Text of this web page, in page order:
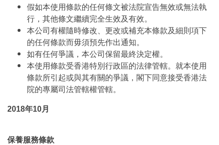
假如本使用條款的任何條文被法院宣告無效或無法執
行，其他條文繼續完全生效及有效。
本公司有權隨時修改、更改或補充本條款及細則項下
的任何條款而毋須預先作出通知。
如有任何爭議，本公司保留最終決定權。
本使用條款受香港特別行政區的法律管轄。就本使用
條款所引起或與其有關的爭議，閣下同意接受香港法
院的專屬司法管轄權管轄。
2018年10月
保養服務條款